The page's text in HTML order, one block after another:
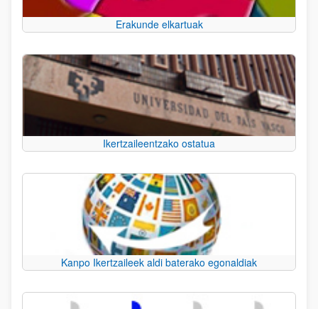
Erakunde elkartuak
Ikertzaileentzako ostatua
Kanpo Ikertzaileek aldi baterako egonaldiak